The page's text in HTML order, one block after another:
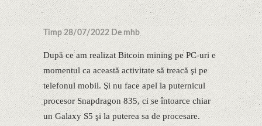
Timp 28/07/2022 De mhb
După ce am realizat Bitcoin mining pe PC-uri e
momentul ca această activitate să treacă şi pe
telefonul mobil. Şi nu face apel la puternicul
procesor Snapdragon 835, ci se întoarce chiar
un Galaxy S5 şi la puterea sa de procesare.